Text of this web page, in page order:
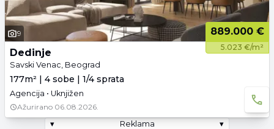
9 889.000 €
5.023 €/m²
Dedinje
Savski Venac, Beograd
177m² | 4 sobe | 1/4 sprata
Agencija • Uknjižen
Ažurirano 06.08.2026.
▾
Reklama ▾